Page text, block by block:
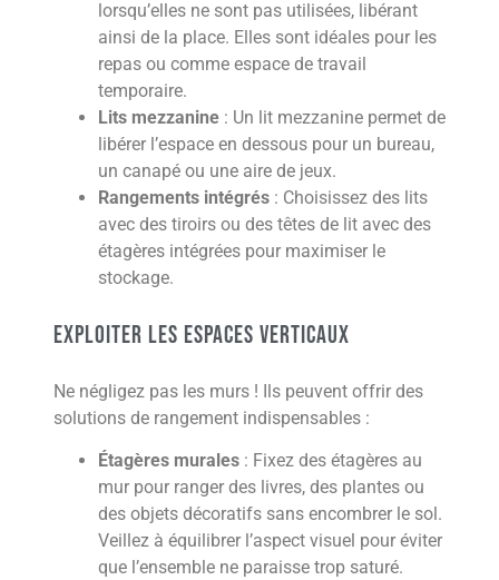
lorsqu’elles ne sont pas utilisées, libérant
ainsi de la place. Elles sont idéales pour les
repas ou comme espace de travail
temporaire.
Lits mezzanine : Un lit mezzanine permet de
libérer l’espace en dessous pour un bureau,
un canapé ou une aire de jeux.
Rangements intégrés : Choisissez des lits
avec des tiroirs ou des têtes de lit avec des
étagères intégrées pour maximiser le
stockage.
Exploiter les espaces verticaux
Ne négligez pas les murs ! Ils peuvent offrir des
solutions de rangement indispensables :
Étagères murales : Fixez des étagères au
mur pour ranger des livres, des plantes ou
des objets décoratifs sans encombrer le sol.
Veillez à équilibrer l’aspect visuel pour éviter
que l’ensemble ne paraisse trop saturé.